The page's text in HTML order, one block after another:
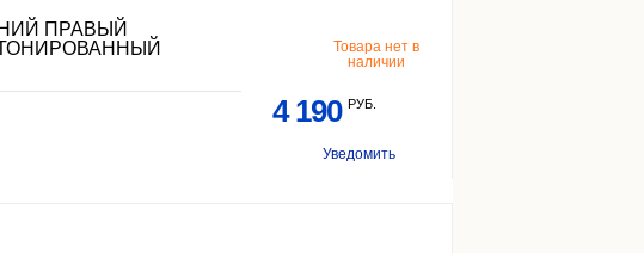
ПРАВЫЙ
Товара нет в
наличии
4 190 РУБ.
Уведомить